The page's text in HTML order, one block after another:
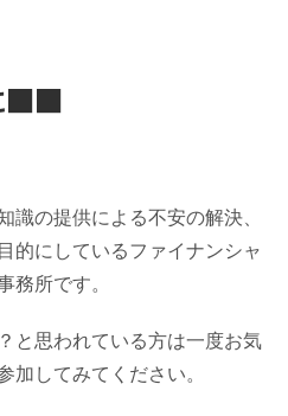
■■
識の提供による不安の解決、
的にしているファイナンシャ
務所です。
と思われている方は一度お気
加してみてください。